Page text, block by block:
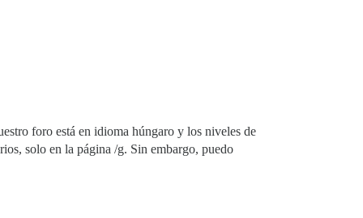
foro está en idioma húngaro y los niveles de
solo en la página /g. Sin embargo, puedo